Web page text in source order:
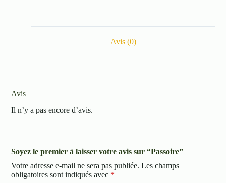
Avis (0)
Avis
Il n’y a pas encore d’avis.
Soyez le premier à laisser votre avis sur “Passoire”
Votre adresse e-mail ne sera pas publiée. Les champs
obligatoires sont indiqués avec *